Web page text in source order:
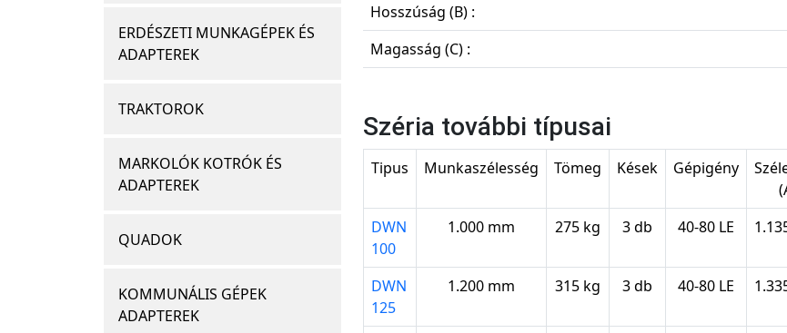
ERDÉSZETI MUNKAGÉPEK ÉS
ADAPTEREK
TRAKTOROK
MARKOLÓK KOTRÓK ÉS
ADAPTEREK
QUADOK
KOMMUNÁLIS GÉPEK
ADAPTEREK
Hosszúság (B) :
Magasság (C) :
Széria további típusai
Tipus Munkaszélesség Tömeg Kések Gépigény
DWN
100
1.000 mm 275 kg 3 db 40-80 LE
DWN
125
1.200 mm 315 kg 3 db 40-80 LE